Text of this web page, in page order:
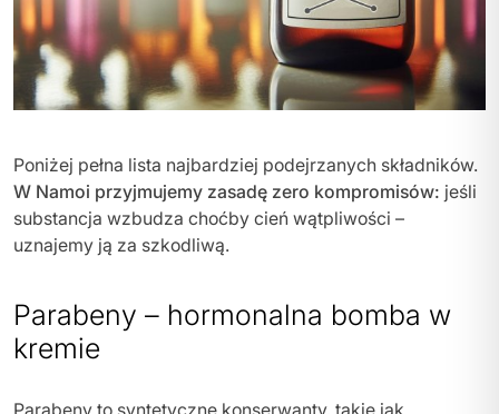
Poniżej pełna lista najbardziej podejrzanych składników.
W Namoi przyjmujemy zasadę zero kompromisów: jeśli
substancja wzbudza choćby cień wątpliwości –
uznajemy ją za szkodliwą.
Parabeny – hormonalna bomba w
kremie
Parabeny to syntetyczne konserwanty, takie jak